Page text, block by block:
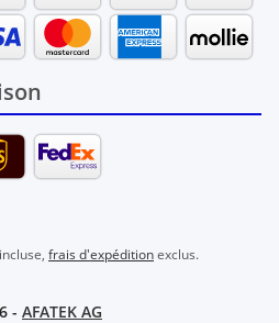
frais d'expéditionexclus.
- AFATEK AG